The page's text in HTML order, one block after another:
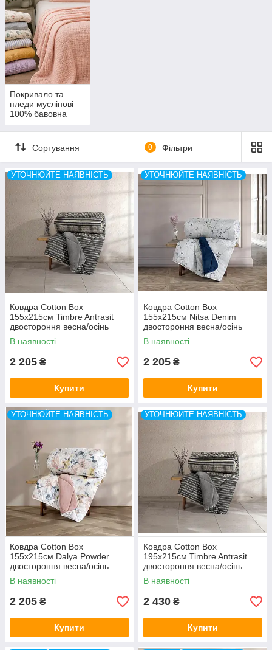
Туреччина
Покривало та
пледи муслінові
100% бавовна
Сортування 0 Фільтри
УТОЧНЮЙТЕ НАЯВНІСТЬ
Ковдра Cotton Box
155x215см Timbre Antrasit
двостороння весна/осінь
Туреччина
В наявності
2 205 ₴
Купити
УТОЧНЮЙТЕ НАЯВНІСТЬ
Ковдра Cotton Box
155x215см Nitsa Denim
двостороння весна/осінь
Туреччина
В наявності
2 205 ₴
Купити
УТОЧНЮЙТЕ НАЯВНІСТЬ
Ковдра Cotton Box
155x215см Dalya Powder
двостороння весна/осінь
Туреччина
В наявності
2 205 ₴
Купити
УТОЧНЮЙТЕ НАЯВНІСТЬ
Ковдра Cotton Box
195x215см Timbre Antrasit
двостороння весна/осінь
Туреччина
В наявності
2 430 ₴
Купити